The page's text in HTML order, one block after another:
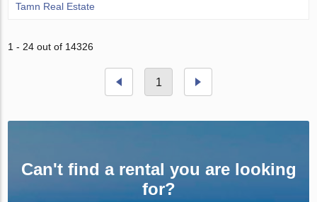
Tamn Real Estate
1 - 24 out of 14326
1
Can't find a rental you are looking
for?